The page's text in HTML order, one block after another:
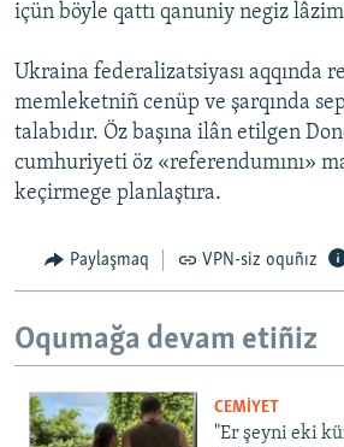
içün böyle qattı qanuniy negiz
Ukraina federalizatsiyası aqqında
memleketniñ cenüp ve şarqında
talabıdır. Öz başına ilân etilgen
cumhuriyeti öz «referendumını»
keçirmege planlaştıra.
Paylaşmaq VPN-siz oquñız
Oqumağa devam etiñiz
CEMİYET
"Er şeyni eki